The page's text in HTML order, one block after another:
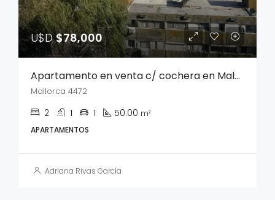
U$D$78,000
Apartamento en venta c/ cochera en Malvin Norte
Mallorca 4472
2 1 1 50.00 m²
APARTAMENTOS
Adriana Rivas García